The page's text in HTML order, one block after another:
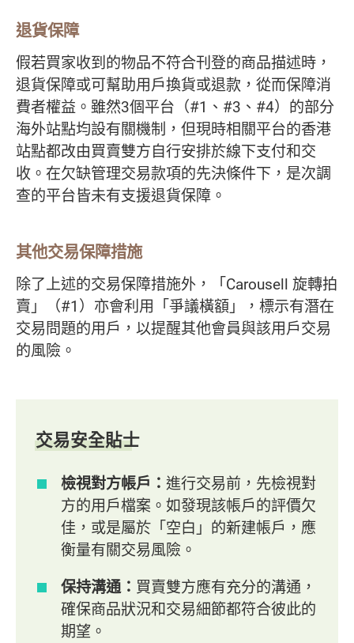
退貨保障
假若買家收到的物品不符合刊登的商品描述時，
退貨保障或可幫助用戶換貨或退款，從而保障消
費者權益。雖然3個平台（#1、#3、#4）的部分
海外站點均設有關機制，但現時相關平台的香港
站點都改由買賣雙方自行安排於線下支付和交
收。在欠缺管理交易款項的先決條件下，是次調
查的平台皆未有支援退貨保障。
其他交易保障措施
除了上述的交易保障措施外，「Carousell 旋轉拍
賣」（#1）亦會利用「爭議橫額」，標示有潛在
交易問題的用戶，以提醒其他會員與該用戶交易
的風險。
交易安全貼士
檢視對方帳戶：進行交易前，先檢視對
方的用戶檔案。如發現該帳戶的評價欠
佳，或是屬於「空白」的新建帳戶，應
衡量有關交易風險。
保持溝通： 買賣雙方應有充分的溝通，
確保商品狀況和交易細節都符合彼此的
期望。